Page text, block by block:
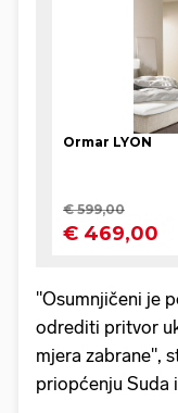
"Osumnjičeni je
odrediti pritvor
mjera zabrane",
priopćenju Suda